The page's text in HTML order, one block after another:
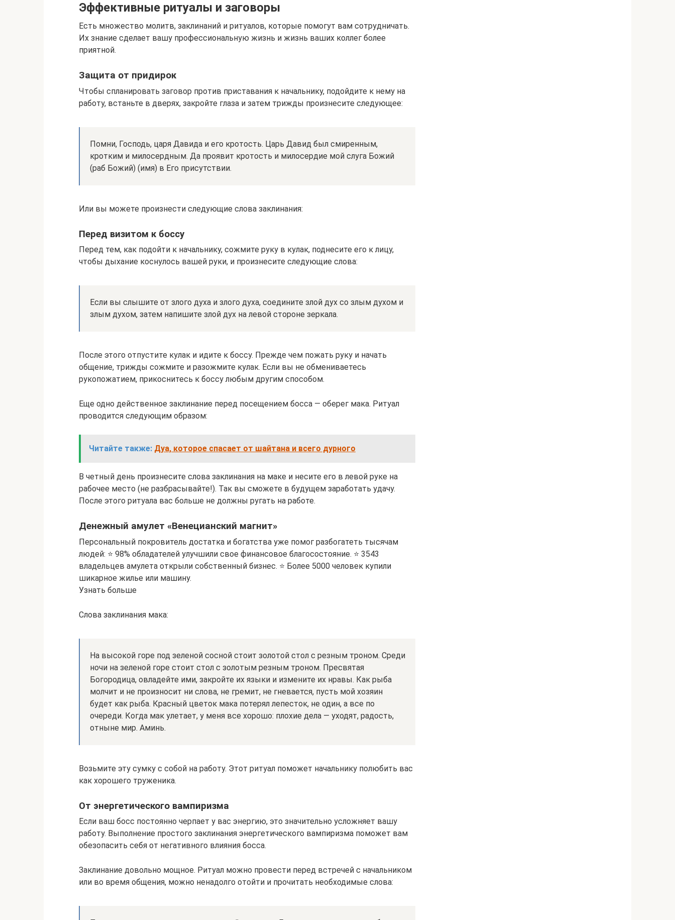
Эффективные ритуалы и заговоры
Есть множество молитв, заклинаний и ритуалов, которые помогут вам сотрудничать.
Их знание сделает вашу профессиональную жизнь и жизнь ваших коллег более
приятной.
Защита от придирок
Чтобы спланировать заговор против приставания к начальнику, подойдите к нему на
работу, встаньте в дверях, закройте глаза и затем трижды произнесите следующее:
Помни, Господь, царя Давида и его кротость. Царь Давид был смиренным,
кротким и милосердным. Да проявит кротость и милосердие мой слуга Божий
(раб Божий) (имя) в Его присутствии.
Или вы можете произнести следующие слова заклинания:
Перед визитом к боссу
Перед тем, как подойти к начальнику, сожмите руку в кулак, поднесите его к лицу,
чтобы дыхание коснулось вашей руки, и произнесите следующие слова:
Если вы слышите от злого духа и злого духа, соедините злой дух со злым духом и
злым духом, затем напишите злой дух на левой стороне зеркала.
После этого отпустите кулак и идите к боссу. Прежде чем пожать руку и начать
общение, трижды сожмите и разожмите кулак. Если вы не обмениваетесь
рукопожатием, прикоснитесь к боссу любым другим способом.
Еще одно действенное заклинание перед посещением босса — оберег мака. Ритуал
проводится следующим образом:
Читайте также: Дуа, которое спасает от шайтана и всего дурного
В четный день произнесите слова заклинания на маке и несите его в левой руке на
рабочее место (не разбрасывайте!). Так вы сможете в будущем заработать удачу.
После этого ритуала вас больше не должны ругать на работе.
Денежный амулет «Венецианский магнит»
Персональный покровитель достатка и богатства уже помог разбогатеть тысячам
людей: ⭐ 98% обладателей улучшили свое финансовое благосостояние. ⭐ 3543
владельцев амулета открыли собственный бизнес. ⭐ Более 5000 человек купили
шикарное жилье или машину.
Узнать больше
Слова заклинания мака:
На высокой горе под зеленой сосной стоит золотой стол с резным троном. Среди
ночи на зеленой горе стоит стол с золотым резным троном. Пресвятая
Богородица, овладейте ими, закройте их языки и измените их нравы. Как рыба
молчит и не произносит ни слова, не гремит, не гневается, пусть мой хозяин
будет как рыба. Красный цветок мака потерял лепесток, не один, а все по
очереди. Когда мак улетает, у меня все хорошо: плохие дела — уходят, радость,
отныне мир. Аминь.
Возьмите эту сумку с собой на работу. Этот ритуал поможет начальнику полюбить вас
как хорошего труженика.
От энергетического вампиризма
Если ваш босс постоянно черпает у вас энергию, это значительно усложняет вашу
работу. Выполнение простого заклинания энергетического вампиризма поможет вам
обезопасить себя от негативного влияния босса.
Заклинание довольно мощное. Ритуал можно провести перед встречей с начальником
или во время общения, можно ненадолго отойти и прочитать необходимые слова: